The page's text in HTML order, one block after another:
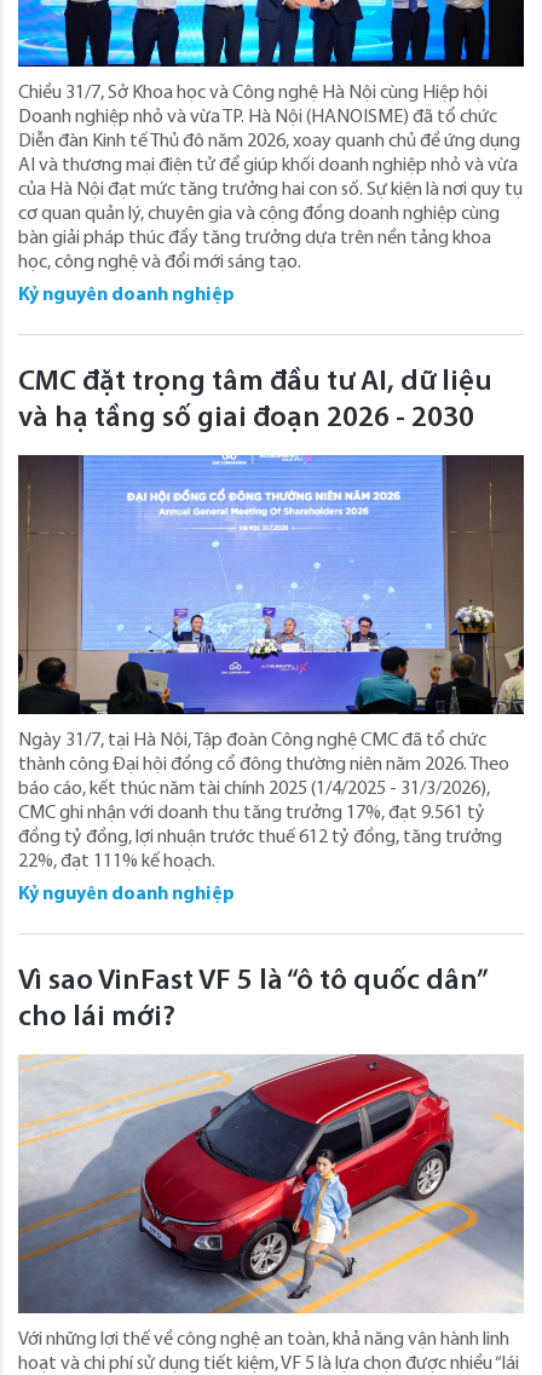
Chiều 31/7, Sở Khoa học và Công nghệ Hà Nội cùng Hiệp hội
Doanh nghiệp nhỏ và vừa TP. Hà Nội (HANOISME) đã tổ chức
Diễn đàn Kinh tế Thủ đô năm 2026, xoay quanh chủ đề ứng dụng
AI và thương mại điện tử để giúp khối doanh nghiệp nhỏ và vừa
của Hà Nội đạt mức tăng trưởng hai con số. Sự kiện là nơi quy tụ
cơ quan quản lý, chuyên gia và cộng đồng doanh nghiệp cùng
bàn giải pháp thúc đẩy tăng trưởng dựa trên nền tảng khoa
học, công nghệ và đổi mới sáng tạo.
Kỷ nguyên doanh nghiệp
CMC đặt trọng tâm đầu tư AI, dữ liệu
và hạ tầng số giai đoạn 2026 - 2030
Ngày 31/7, tại Hà Nội, Tập đoàn Công nghệ CMC đã tổ chức
thành công Đại hội đồng cổ đông thường niên năm 2026. Theo
báo cáo, kết thúc năm tài chính 2025 (1/4/2025 - 31/3/2026),
CMC ghi nhận với doanh thu tăng trưởng 17%, đạt 9.561 tỷ
đồng tỷ đồng, lợi nhuận trước thuế 612 tỷ đồng, tăng trưởng
22%, đạt 111% kế hoạch.
Kỷ nguyên doanh nghiệp
Vì sao VinFast VF 5 là “ô tô quốc dân”
cho lái mới?
Với những lợi thế về công nghệ an toàn, khả năng vận hành linh
hoạt và chi phí sử dụng tiết kiệm, VF 5 là lựa chọn được nhiều “lái